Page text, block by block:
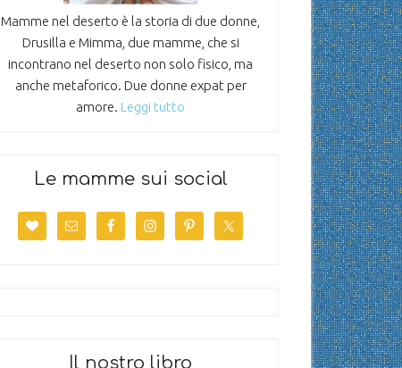
Mamme nel deserto è la storia di due donne,
Drusilla e Mimma, due mamme, che si
incontrano nel deserto non solo fisico, ma
anche metaforico. Due donne expat per
amore. Leggi tutto
Le mamme sui social
Il nostro libro